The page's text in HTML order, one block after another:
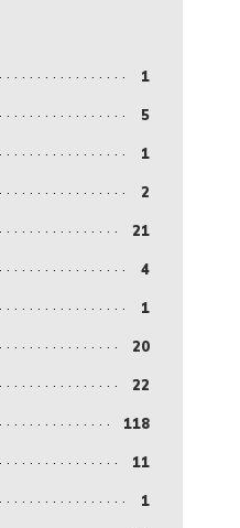
1
5
1
2
21
4
1
20
22
118
11
1